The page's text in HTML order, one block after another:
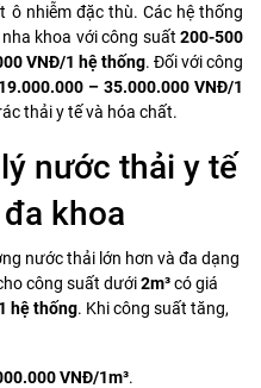
ô nhiễm đặc thù. Các hệ thống
khoa với công suất 200-500
VNĐ/1 hệ thống. Đối với công
19.000.000 – 35.000.000 VNĐ/1
thải y tế và hóa chất.
nước thải y tế
khoa
nước thải lớn hơn và đa dạng
công suất dưới2m³có giá
hệ thống. Khi công suất tăng,
VNĐ/1m³.